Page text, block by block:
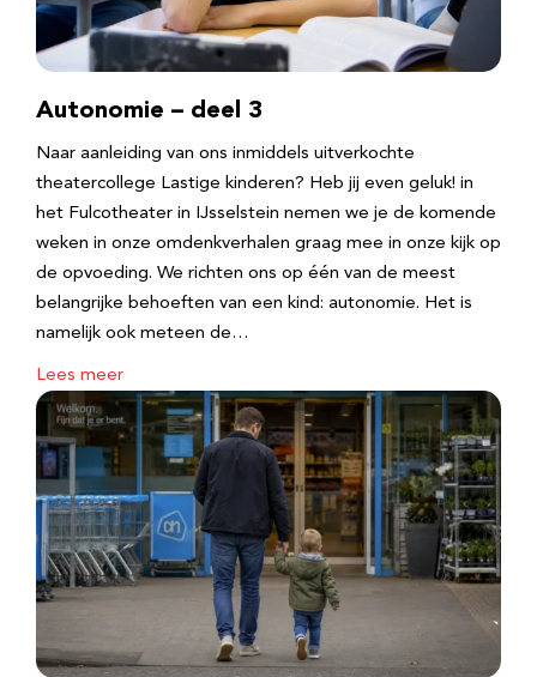
Autonomie – deel 3
Naar aanleiding van ons inmiddels uitverkochte
theatercollege Lastige kinderen? Heb jij even geluk! in
het Fulcotheater in IJsselstein nemen we je de komende
weken in onze omdenkverhalen graag mee in onze kijk op
de opvoeding. We richten ons op één van de meest
belangrijke behoeften van een kind: autonomie. Het is
namelijk ook meteen de…
Lees meer